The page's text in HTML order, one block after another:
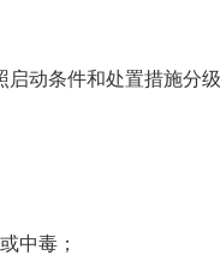
条件和处置措施分
中毒；